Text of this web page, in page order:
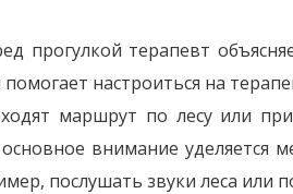
прогулкой терапевт
настроиться на
маршрут по лесу или
внимание уделяется
послушать звуки леса или